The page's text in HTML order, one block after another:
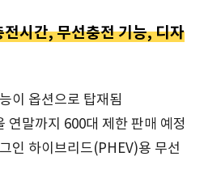
시간, 무선충전 기능, 디자
이 옵션으로 탑재됨
연말까지 600대 제한 판매 예정
인 하이브리드(PHEV)용 무선